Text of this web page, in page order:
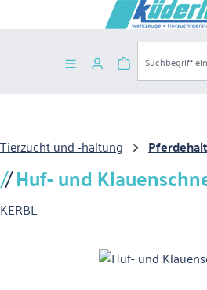
Zum Hauptinhalt springen
Warenkorb
Tierzucht und -haltung
Huf- und
KERBL
Bildergalerie überspringen